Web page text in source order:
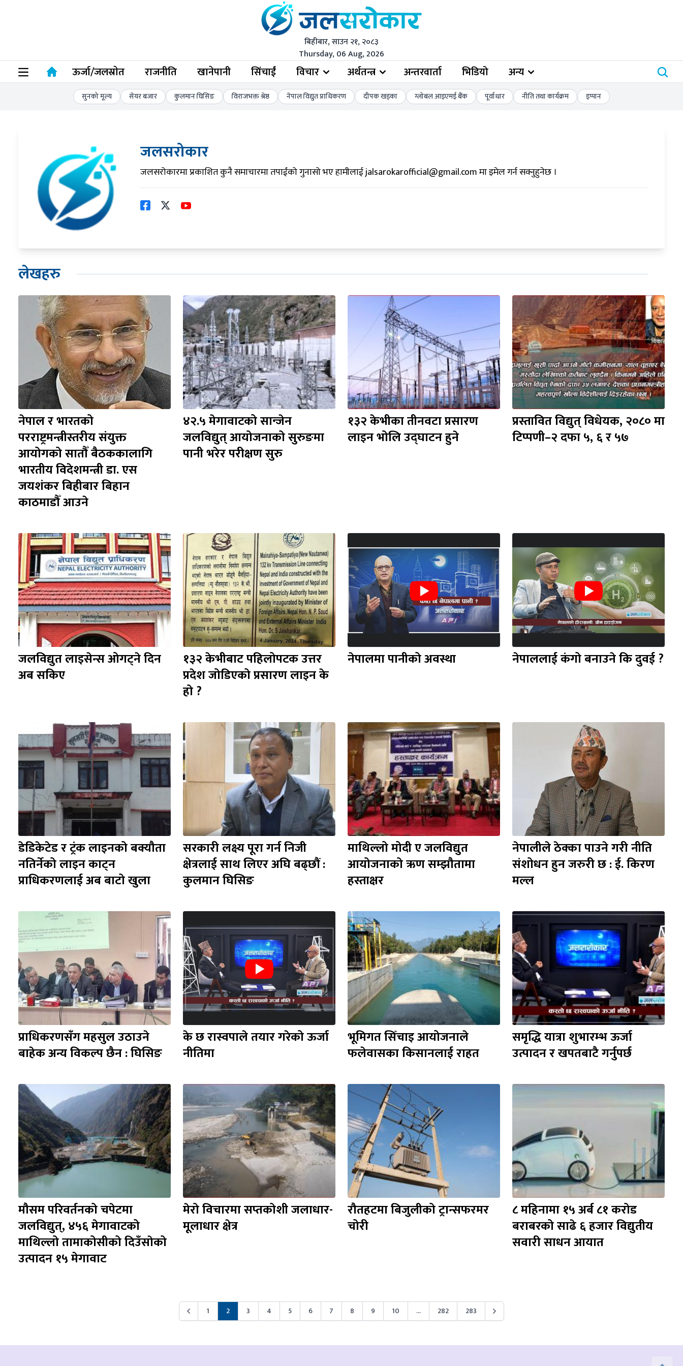
बिहीबार, साउन २१, २०८३
Thursday, 06 Aug, 2026
ऊर्जा/जलस्राेत राजनीति खानेपानी सिंचाईं विचार अर्थतन्त्र अन्तरवार्ता भिडियो अन्य
सुनको मूल्य सेयर बजार कुलमान घिसिङ विराजभक्त श्रेष्ठ नेपाल विद्युत प्राधिकरण दीपक खड्का ग्लोबल आइएमई बैंक पूर्वाधार नीति तथा कार्यक्रम इप्पान
जलसरोकार
जलसरोकारमा प्रकाशित कुनै समाचारमा तपाईंको गुनासो भए हामीलाईjalsarokarofficial@gmail.comमा इमेल गर्न सक्नुहुनेछ ।
लेखहरु
नेपाल र भारतको
परराष्ट्रमन्त्रीस्तरीय संयुक्त
आयोगको सातौँ बैठककालागि
भारतीय विदेशमन्त्री डा. एस
जयशंकर बिहीबार बिहान
काठमाडौँ आउने
४२.५ मेगावाटको सान्जेन
जलविद्युत् आयोजनाको सुरुङमा
पानी भरेर परीक्षण सुरु
१३२ केभीका तीनवटा प्रसारण
लाइन भोलि उद्घाटन हुने
प्रस्तावित विद्युत् विधेयक, २०८० मा
टिप्पणी–२ दफा ५, ६ र ५७
जलविद्युत लाइसेन्स ओगट्ने दिन
अब सकिए
१३२ केभीबाट पहिलोपटक उत्तर
प्रदेश जोडिएको प्रसारण लाइन के
हो ?
नेपालमा पानीको अवस्था नेपाललाई कंगो बनाउने कि दुवई ?
डेडिकेटेड र ट्रंक लाइनको बक्यौता
नतिर्नेको लाइन काट्न
प्राधिकरणलाई अब बाटो खुला
सरकारी लक्ष्य पूरा गर्न निजी
क्षेत्रलाई साथ लिएर अघि बढ्छौं :
कुलमान घिसिङ
माथिल्लो मोदी ए जलविद्युत
आयोजनाको ऋण सम्झौतामा
हस्ताक्षर
नेपालीले ठेक्का पाउने गरी नीति
संशोधन हुन जरुरी छ : ई. किरण
मल्ल
प्राधिकरणसँग महसुल उठाउने
बाहेक अन्य विकल्प छैन : घिसिङ
के छ रास्वपाले तयार गरेको ऊर्जा
नीतिमा
भूमिगत सिँचाइ आयोजनाले
फलेवासका किसानलाई राहत
समृद्धि यात्रा शुभारम्भ ऊर्जा
उत्पादन र खपतबाटै गर्नुपर्छ
मौसम परिवर्तनको चपेटमा
जलविद्युत्, ४५६ मेगावाटको
माथिल्लो तामाकोसीको दिउँसाेको
उत्पादन १५ मेगावाट
मेरो विचारमा सप्तकोशी जलाधार-
मूलाधार क्षेत्र
रौतहटमा बिजुलीको ट्रान्सफरमर
चोरी
८ महिनामा १५ अर्ब ८१ करोड
बराबरको साढे ६ हजार विद्युतीय
सवारी साधन आयात
1 2 3 4 5 6 7 8 9 10 ... 282 283